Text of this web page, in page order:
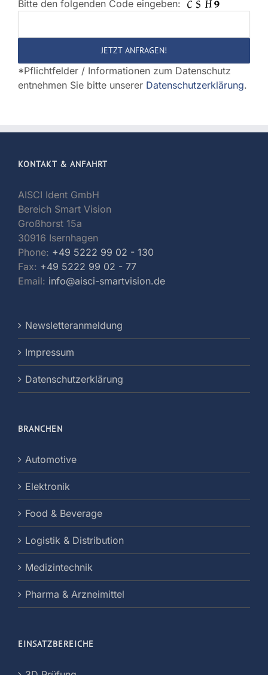
Bitte
Feld
leer.
Bitte den folgenden Code eingeben:
*Pflichtfelder / Informationen zum Datenschutz
entnehmen Sie bitte unserer Datenschutzerklärung.
KONTAKT & ANFAHRT
AISCI Ident GmbH
Bereich Smart Vision
Großhorst 15a
30916 Isernhagen
Phone: +49 5222 99 02 - 130
Fax: +49 5222 99 02 - 77
Email: info@aisci-smartvision.de
Newsletteranmeldung
Impressum
Datenschutzerklärung
BRANCHEN
Automotive
Elektronik
Food & Beverage
Logistik & Distribution
Medizintechnik
Pharma & Arzneimittel
EINSATZBEREICHE